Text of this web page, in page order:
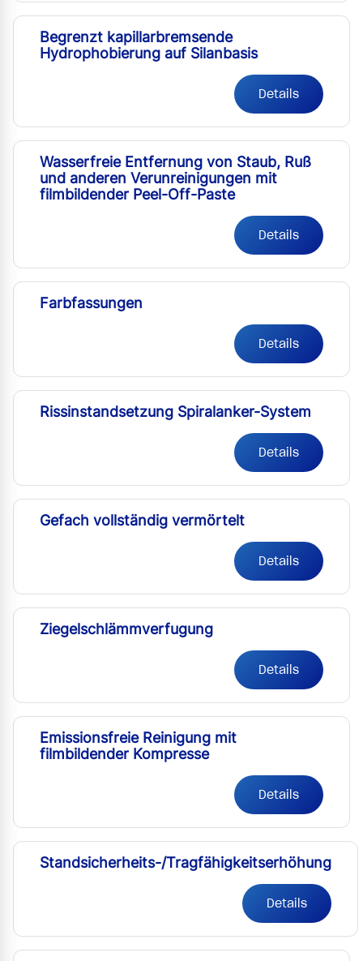
Begrenzt kapillarbremsende
Hydrophobierung auf Silanbasis
Details
Wasserfreie Entfernung von Staub, Ruß
und anderen Verunreinigungen mit
filmbildender Peel-Off-Paste
Details
Farbfassungen
Details
Rissinstandsetzung Spiralanker-System
Details
Gefach vollständig vermörtelt
Details
Ziegelschlämmverfugung
Details
Emissionsfreie Reinigung mit
filmbildender Kompresse
Details
Standsicherheits-/Tragfähigkeitserhöhung
Details